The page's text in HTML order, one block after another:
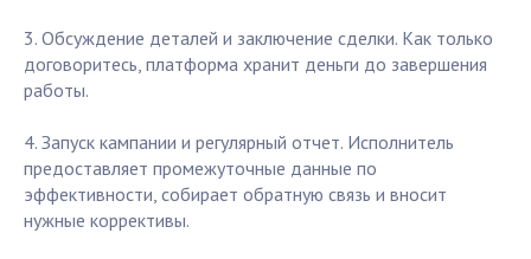
3. Обсуждение деталей и заключение сделки. Как только
договоритесь, платформа хранит деньги до завершения
работы.
4. Запуск кампании и регулярный отчет. Исполнитель
предоставляет промежуточные данные по
эффективности, собирает обратную связь и вносит
нужные коррективы.